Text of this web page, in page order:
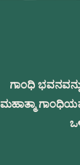
ಗಾಂಧಿ
ಮಹಾತ್ಮಾ